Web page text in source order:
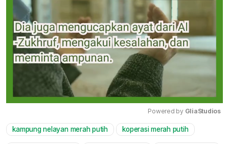
Mute
Powered by GliaStudios
kampung nelayan merah putih koperasi merah putih